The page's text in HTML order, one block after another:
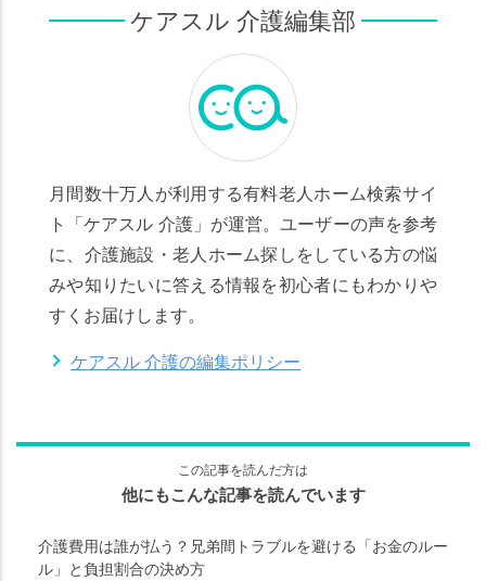
ケアスル 介護編集部
月間数十万人が利用する有料老人ホーム検索サイ
ト「ケアスル 介護」が運営。ユーザーの声を参考
に、介護施設・老人ホーム探しをしている方の悩
みや知りたいに答える情報を初心者にもわかりや
すくお届けします。
ケアスル 介護の編集ポリシー
この記事を読んだ方は
他にもこんな記事を読んでいます
介護費用は誰が払う？兄弟間トラブルを避ける「お金のルー
ル」と負担割合の決め方